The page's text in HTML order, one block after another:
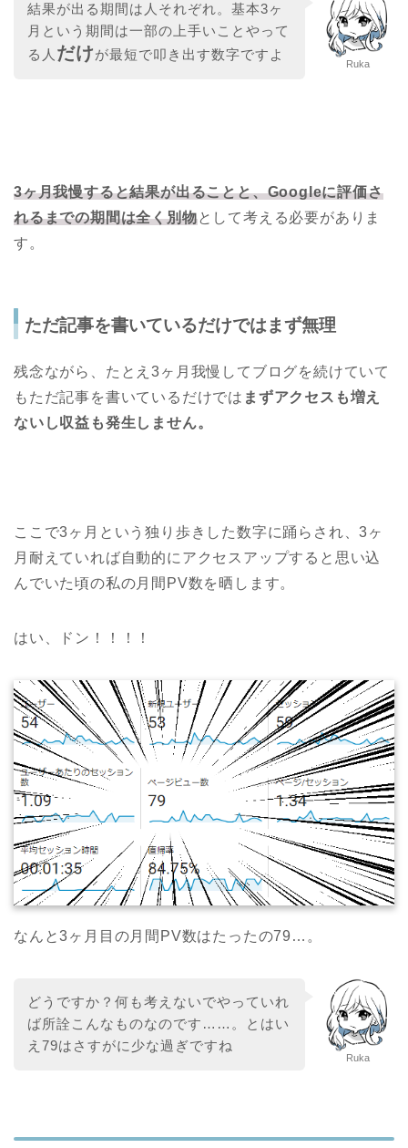
Ruka
結果が出る期間は人それぞれ。基本3ヶ
月という期間は一部の上手いことやって
る人 だけが最短で叩き出す数字ですよ
3ヶ月我慢すると結果が出ることと、Googleに評価さ
れるまでの期間は全く別物として考える必要がありま
す。
ただ記事を書いているだけではまず無理
残念ながら、たとえ3ヶ月我慢してブログを続けていて
もただ記事を書いているだけでは まずアクセスも増え
ないし収益も発生しません。
ここで3ヶ月という独り歩きした数字に踊らされ、3ヶ
月耐えていれば自動的にアクセスアップすると思い込
んでいた頃の私の月間PV数を晒します。
はい、ドン！！！！
なんと3ヶ月目の月間PV数はたったの79…。
Ruka
どうですか？何も考えないでやっていれ
ば所詮こんなものなのです……。とはい
え79はさすがに少な過ぎですね